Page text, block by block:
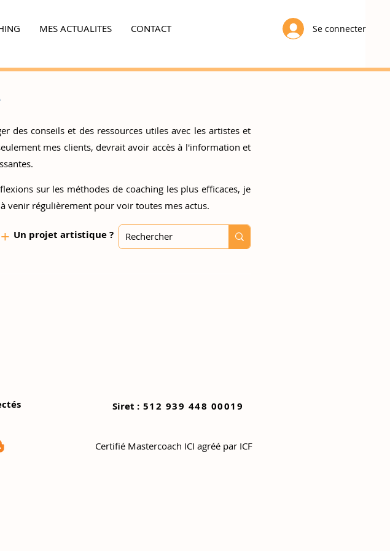
MES ACTUALITES CONTACT Se connecter
des conseils et des ressources utiles avec les artistes et
mes clients, devrait avoir accès à l'information et
sur les méthodes de coaching les plus efficaces, je
venir régulièrement pour voir toutes mes actus.
+ Un projet artistique ?
Siret : 512 939 448 00019
Certifié Mastercoach ICI agréé par ICF